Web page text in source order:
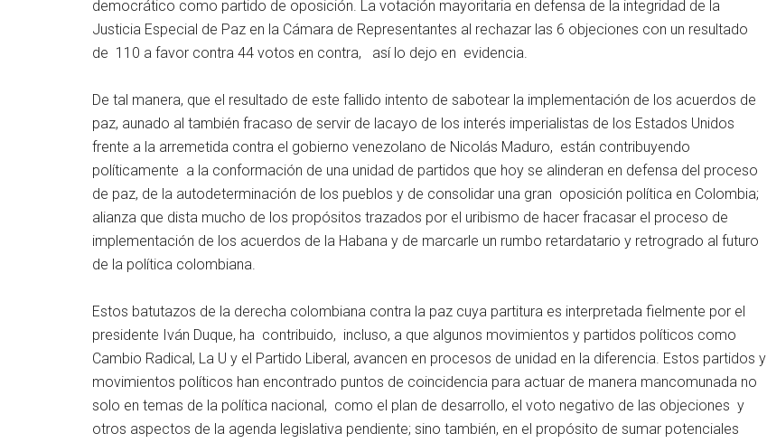
democrático como partido de oposición. La votación mayoritaria en defensa de la integridad de la
Justicia Especial de Paz en la Cámara de Representantes al rechazar las 6 objeciones con un resultado
de 110 a favor contra 44 votos en contra, así lo dejo en evidencia.
De tal manera, que el resultado de este fallido intento de sabotear la implementación de los acuerdos de
paz, aunado al también fracaso de servir de lacayo de los interés imperialistas de los Estados Unidos
frente a la arremetida contra el gobierno venezolano de Nicolás Maduro, están contribuyendo
políticamente a la conformación de una unidad de partidos que hoy se alinderan en defensa del proceso
de paz, de la autodeterminación de los pueblos y de consolidar una gran oposición política en Colombia;
alianza que dista mucho de los propósitos trazados por el uribismo de hacer fracasar el proceso de
implementación de los acuerdos de la Habana y de marcarle un rumbo retardatario y retrogrado al futuro
de la política colombiana.
Estos batutazos de la derecha colombiana contra la paz cuya partitura es interpretada fielmente por el
presidente Iván Duque, ha contribuido, incluso, a que algunos movimientos y partidos políticos como
Cambio Radical, La U y el Partido Liberal, avancen en procesos de unidad en la diferencia. Estos partidos y
movimientos políticos han encontrado puntos de coincidencia para actuar de manera mancomunada no
solo en temas de la política nacional, como el plan de desarrollo, el voto negativo de las objeciones y
otros aspectos de la agenda legislativa pendiente; sino también, en el propósito de sumar potenciales